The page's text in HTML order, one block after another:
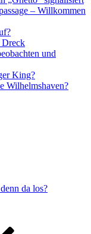
– Willkommen
Dreck
und
King?
Wilhelmshaven?
da los?